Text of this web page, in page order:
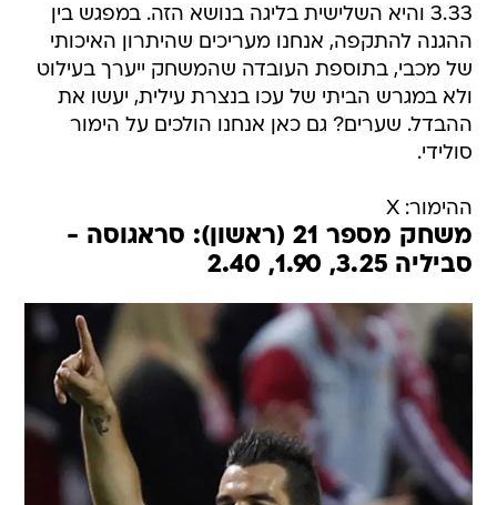
3.33 והיא השלישית בליגה בנושא הזה. במפגש בין
ההגנה להתקפה, אנחנו מעריכים שהיתרון האיכותי
של מכבי, בתוספת העובדה שהמשחק ייערך בעילוט
ולא במגרש הביתי של עכו בנצרת עילית, יעשו את
ההבדל. שערים? גם כאן אנחנו הולכים על הימור
סולידי.
ההימור: X
משחק מספר 21 (ראשון): סראגוסה -
סביליה 3.25, 1.90, 2.40